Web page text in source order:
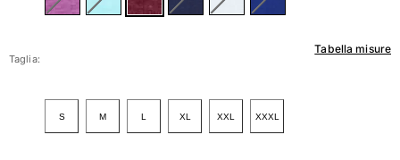
Vedi tutti i Donna
Costumi da bagno
Tabella misure
Taglia:
S M L XL XXL XXXL